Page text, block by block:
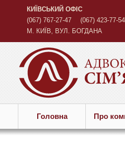
КИЇВСЬКИЙ ОФІС
(067) 767-27-47
(067) 423-77-54
М. КИЇВ, ВУЛ. БОГДАНА
Головна Про